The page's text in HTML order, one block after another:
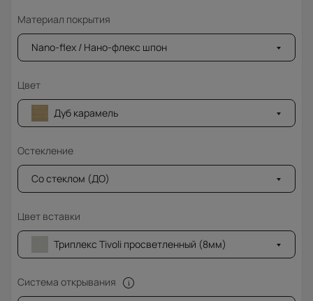
Материал покрытия
Nano-flex / Нано-флекс шпон
Цвет
Дуб карамель
Остекление
Со стеклом (ДО)
Цвет вставки
Триплекс Tivoli просветленный (8мм)
Система открывания